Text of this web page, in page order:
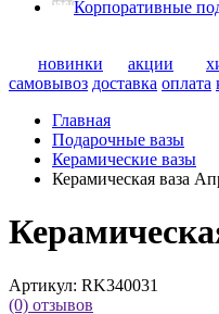
Корпоративные
новинки акции
самовывоз доставка оплата
Главная
Подарочные вазы
Керамические вазы
Керамическая ваза
Артикул: RK340031
(0) отзывов